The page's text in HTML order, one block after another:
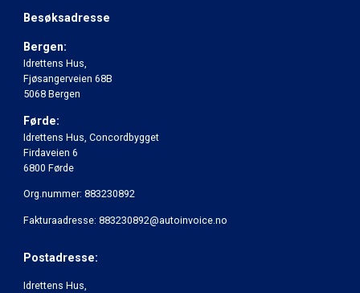
Besøksadresse
Bergen:
Idrettens Hus,
Fjøsangerveien 68B
5068 Bergen
Førde:
Idrettens Hus, Concordbygget
Firdaveien 6
6800 Førde
Org.nummer: 883230892
Fakturaadresse: 883230892@autoinvoice.no
Postadresse:
Idrettens Hus,